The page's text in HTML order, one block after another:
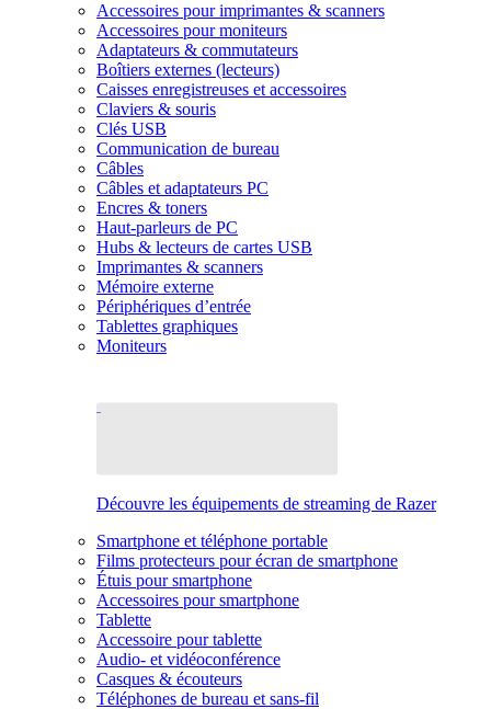
Accessoires pour imprimantes & scanners
Accessoires pour moniteurs
Adaptateurs & commutateurs
Boîtiers externes (lecteurs)
Caisses enregistreuses et accessoires
Claviers & souris
Clés USB
Communication de bureau
Câbles
Câbles et adaptateurs PC
Encres & toners
Haut-parleurs de PC
Hubs & lecteurs de cartes USB
Imprimantes & scanners
Mémoire externe
Périphériques d’entrée
Tablettes graphiques
Moniteurs
Découvre les équipements de streaming de Razer
Smartphone et téléphone portable
Films protecteurs pour écran de smartphone
Étuis pour smartphone
Accessoires pour smartphone
Tablette
Accessoire pour tablette
Audio- et vidéoconférence
Casques & écouteurs
Téléphones de bureau et sans-fil